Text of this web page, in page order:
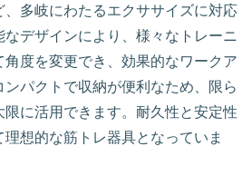
多岐にわたるエクササイズに対応
なデザインにより、様々なトレーニ
角度を変更でき、効果的なワークア
ンパクトで収納が便利なため、限ら
に活用できます。耐久性と安定性
想的な筋トレ器具となっていま